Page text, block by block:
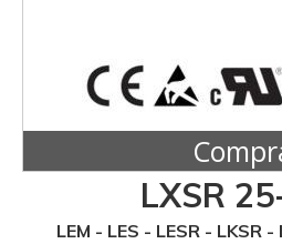
LXSR
LEM - LES - LESR - LKSR